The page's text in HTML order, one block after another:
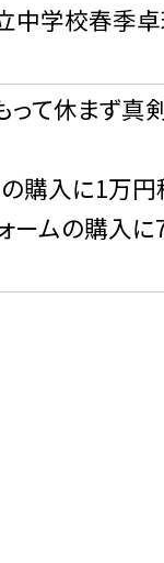
中学校春季
って休まず真
の購入に1万
ムの購入に